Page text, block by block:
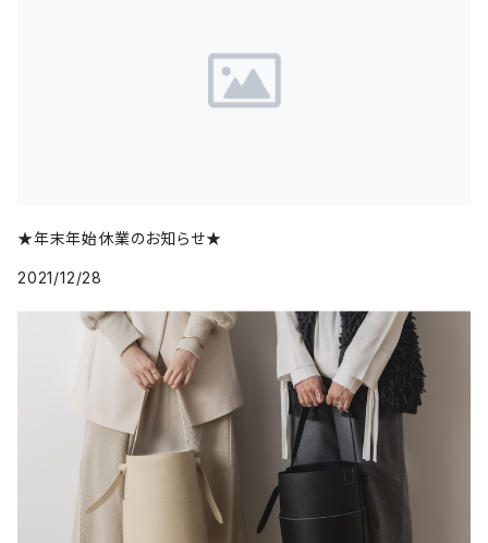
★年末年始休業のお知らせ★
2021/12/28